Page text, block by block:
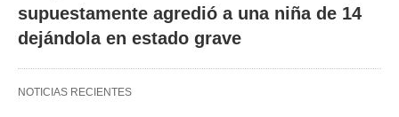
supuestamente agredió a una niña de 14
dejándola en estado grave
NOTICIAS RECIENTES